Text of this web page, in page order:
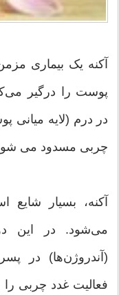
آکنه یک بیمارى
پوست را درگیر
در درم (لایه میانى
چربى مسدود مى
آکنه، بسیار
مى‌شود. در این
(آندروژن‌ها) در
فعالیت غدد چربى را